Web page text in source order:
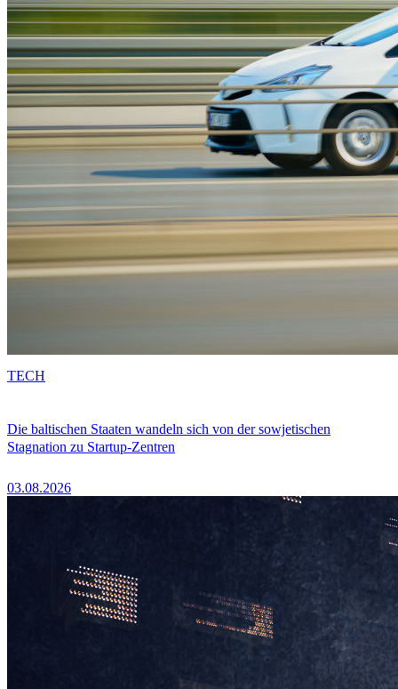
Die baltischen Staaten wandeln sich von der sowjetischen
Stagnation zu Startup-Zentren
03.08.2026
TECH